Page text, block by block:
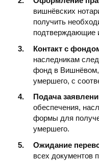
вишнёвских
получить
подтверждающие
Контакт с
наследникам
фонд в Вишнёвом,
умершего, с
Подача
обеспечения,
формы для
умершего.
Ожидание
всех документов